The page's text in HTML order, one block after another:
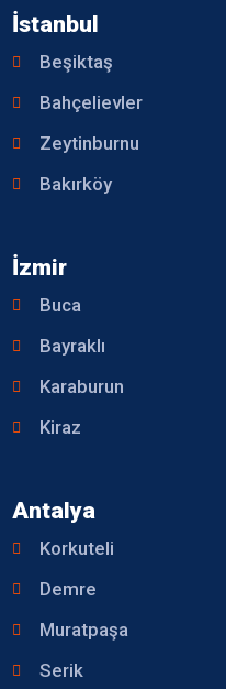
İstanbul
Beşiktaş
Bahçelievler
Zeytinburnu
Bakırköy
İzmir
Buca
Bayraklı
Karaburun
Kiraz
Antalya
Korkuteli
Demre
Muratpaşa
Serik